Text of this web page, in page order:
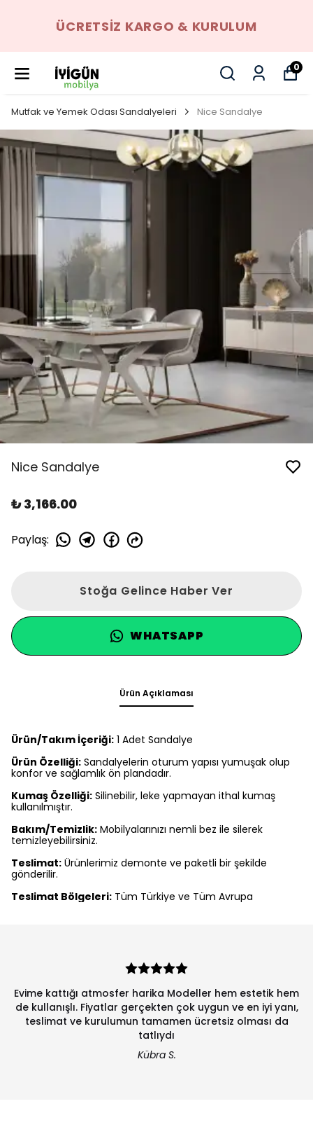
ÜCRETSIZ KARGO & KURULUM
0
Mutfak ve Yemek Odası Sandalyeleri Nice Sandalye
Nice Sandalye
₺ 3,166.00
Paylaş:
Stoğa Gelince Haber Ver
WHATSAPP
Ürün Açıklaması
Ürün/Takım İçeriği: 1 Adet Sandalye
Ürün Özelliği: Sandalyelerin oturum yapısı yumuşak olup
konfor ve sağlamlık ön plandadır.
Kumaş Özelliği: Silinebilir, leke yapmayan ithal kumaş
kullanılmıştır.
Bakım/Temizlik: Mobilyalarınızı nemli bez ile silerek
temizleyebilirsiniz.
Teslimat: Ürünlerimiz demonte ve paketli bir şekilde
gönderilir.
Teslimat Bölgeleri: Tüm Türkiye ve Tüm Avrupa
Evime kattığı atmosfer harika Modeller hem estetik hem
de kullanışlı. Fiyatlar gerçekten çok uygun ve en iyi yanı,
teslimat ve kurulumun tamamen ücretsiz olması da
tatlıydı
Kübra S.